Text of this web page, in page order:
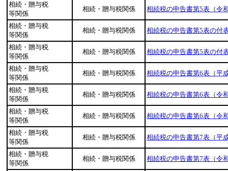
相続・贈与税
等関係
相続・贈与税関係 相続税の申告書第5表（令
相続・贈与税
等関係
相続・贈与税関係 相続税の申告書第5表の付
相続・贈与税
等関係
相続・贈与税関係 相続税の申告書第5表の付
相続・贈与税
等関係
相続・贈与税関係 相続税の申告書第6表（平
相続・贈与税
等関係
相続・贈与税関係 相続税の申告書第6表（令
相続・贈与税
等関係
相続・贈与税関係 相続税の申告書第6表（令
相続・贈与税
等関係
相続・贈与税関係 相続税の申告書第7表（平
相続・贈与税
等関係
相続・贈与税関係 相続税の申告書第7表（令